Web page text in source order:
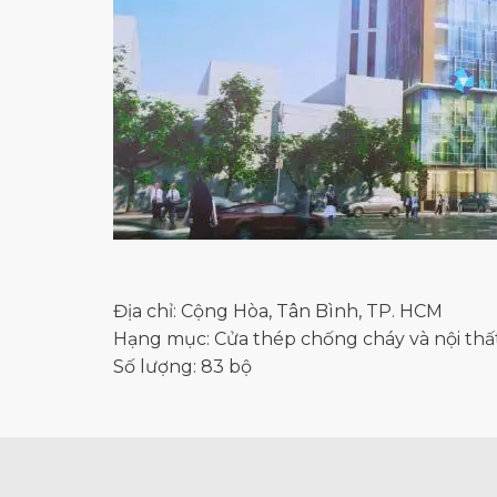
Địa chỉ: Cộng Hòa, Tân Bình, TP. HCM
Hạng mục: Cửa thép chống cháy và nội
Số lượng: 83 bộ